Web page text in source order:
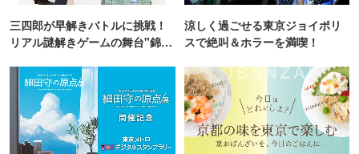
三四郎が早解きバトルに挑戦！
リアル謎解きゲームの舞台"錦糸
涼しく過ごせる東京ジョイポリ
スで絶叫＆ホラーを満喫！